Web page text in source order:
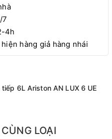
7
4h
hàng giả hàng nhái
6L Ariston AN LUX 6 UE
LOẠI